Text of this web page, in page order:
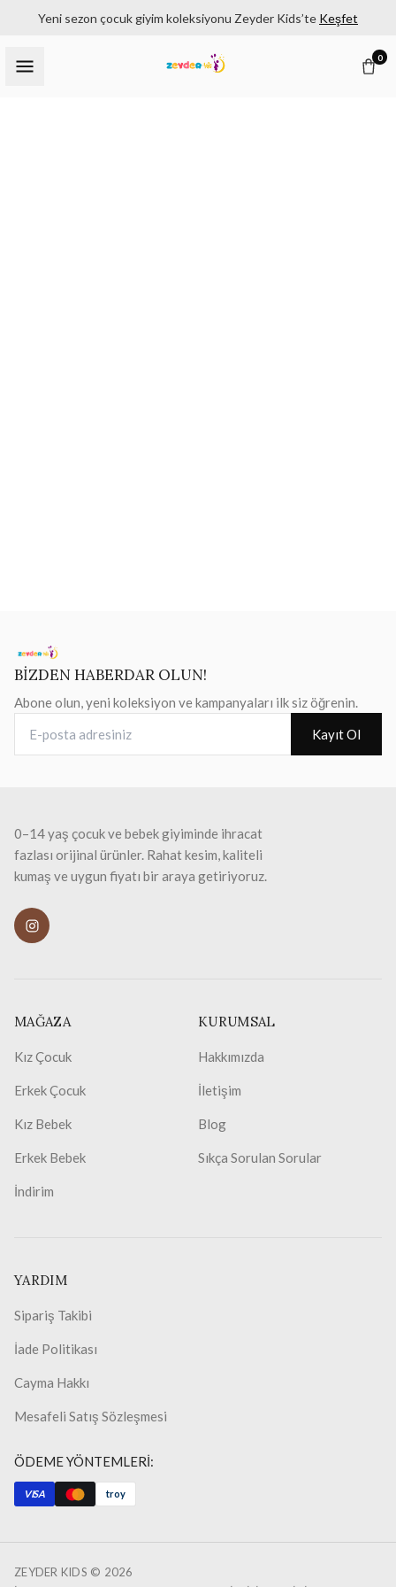
Yeni sezon çocuk giyim koleksiyonu Zeyder Kids’te Keşfet
0
BİZDEN HABERDAR OLUN!
Abone olun, yeni koleksiyon ve kampanyaları ilk siz öğrenin.
Kayıt Ol
0–14 yaş çocuk ve bebek giyiminde ihracat
fazlası orijinal ürünler. Rahat kesim, kaliteli
kumaş ve uygun fiyatı bir araya getiriyoruz.
MAĞAZA
Kız Çocuk
Erkek Çocuk
Kız Bebek
Erkek Bebek
İndirim
KURUMSAL
Hakkımızda
İletişim
Blog
Sıkça Sorulan Sorular
YARDIM
Sipariş Takibi
İade Politikası
Cayma Hakkı
Mesafeli Satış Sözleşmesi
ÖDEME YÖNTEMLERİ:
VISA troy
ZEYDER KIDS © 2026